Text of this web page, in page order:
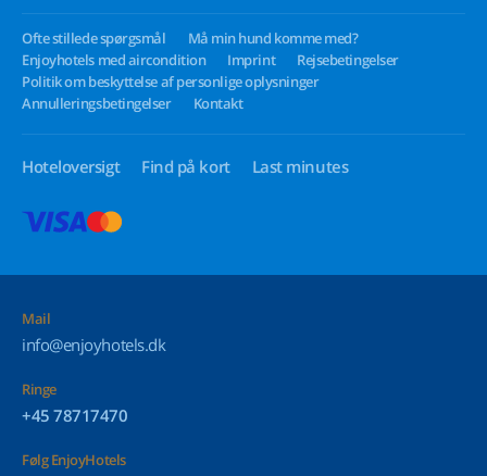
Ofte stillede spørgsmål
Må min hund komme med?
Enjoyhotels med aircondition
Imprint
Rejsebetingelser
Politik om beskyttelse af personlige oplysninger
Annulleringsbetingelser
Kontakt
Hoteloversigt Find på kort Last minutes
Mail
info@enjoyhotels.dk
Ringe
+45 78717470
Følg EnjoyHotels